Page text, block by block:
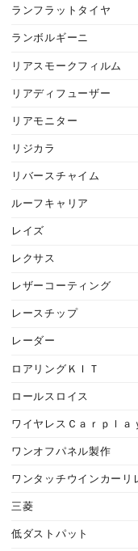
ランフラットタイヤ
ランボルギーニ
リアスモークフィルム
リアディフューザー
リアモニター
リジカラ
リバースチャイム
ルーフキャリア
レイズ
レクサス
レザーコーティング
レースチップ
レーダー
ロアリングＫＩＴ
ロールスロイス
ワイヤレスＣａｒｐｌ
ワンオフパネル製作
ワンタッチウインカーリ
三菱
低ダストパット